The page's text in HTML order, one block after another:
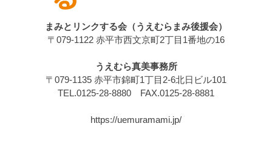
まみとリンクする会（うえむらまみ後援会）
〒079-1122 赤平市西文京町2丁目1番地の16
うえむら真美事務所
〒079-1135 赤平市錦町1丁目2-6北日ビル101
TEL.0125-28-8880 FAX.0125-28-8881
https://uemuramami.jp/